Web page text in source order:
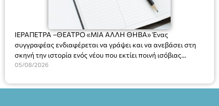
ΙΕΡΑΠΕΤΡΑ –ΘΕΑΤΡΟ «ΜΙΑ ΑΛΛΗ ΘΗΒΑ» Ένας
συγγραφέας ενδιαφέρεται να γράψει και να ανεβάσει στη
σκηνή την ιστορία ενός νέου που εκτίει ποινή ισόβιας
κάθειρξης για πατροκτονία. Ένα πολυβραβευμένο έργο για
ασθένεια, τον ερωτισμό. Ένα έργο αινιγματικό, συγκινητικό,
05/08/2026